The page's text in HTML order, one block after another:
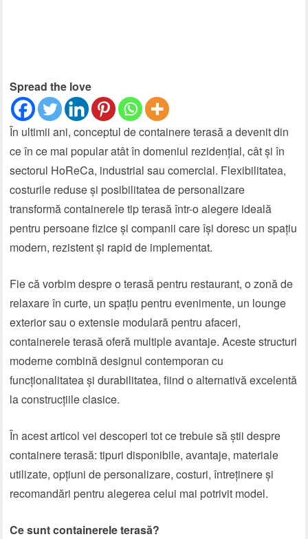
Spread the love
În ultimii ani, conceptul de containere terasă a devenit din
ce în ce mai popular atât în domeniul rezidențial, cât și în
sectorul HoReCa, industrial sau comercial. Flexibilitatea,
costurile reduse și posibilitatea de personalizare
transformă containerele tip terasă într-o alegere ideală
pentru persoane fizice și companii care își doresc un spațiu
modern, rezistent și rapid de implementat.
Fie că vorbim despre o terasă pentru restaurant, o zonă de
relaxare în curte, un spațiu pentru evenimente, un lounge
exterior sau o extensie modulară pentru afaceri,
containerele terasă oferă multiple avantaje. Aceste structuri
moderne combină designul contemporan cu
funcționalitatea și durabilitatea, fiind o alternativă excelentă
la construcțiile clasice.
În acest articol vei descoperi tot ce trebuie să știi despre
containere terasă: tipuri disponibile, avantaje, materiale
utilizate, opțiuni de personalizare, costuri, întreținere și
recomandări pentru alegerea celui mai potrivit model.
Ce sunt containerele terasă?